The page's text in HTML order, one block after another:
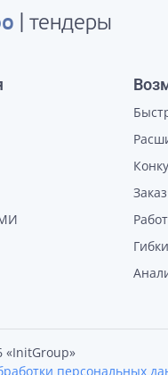
| тендеры
«InitGroup»
персональных